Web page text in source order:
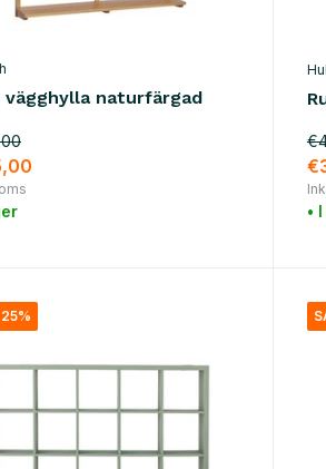
vägghylla naturfärgad
•